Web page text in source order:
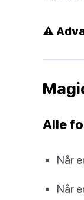
⚠️
Alle
Når
Når